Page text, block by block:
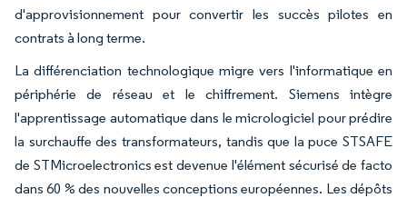
d'approvisionnement pour convertir les succès pilotes en
contrats à long terme.
La différenciation technologique migre vers l'informatique en
périphérie de réseau et le chiffrement. Siemens intègre
l'apprentissage automatique dans le micrologiciel pour prédire
la surchauffe des transformateurs, tandis que la puce STSAFE
de STMicroelectronics est devenue l'élément sécurisé de facto
dans 60 % des nouvelles conceptions européennes. Les dépôts